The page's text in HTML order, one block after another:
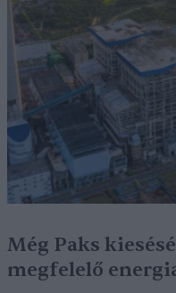
Még Paks
megfelelő